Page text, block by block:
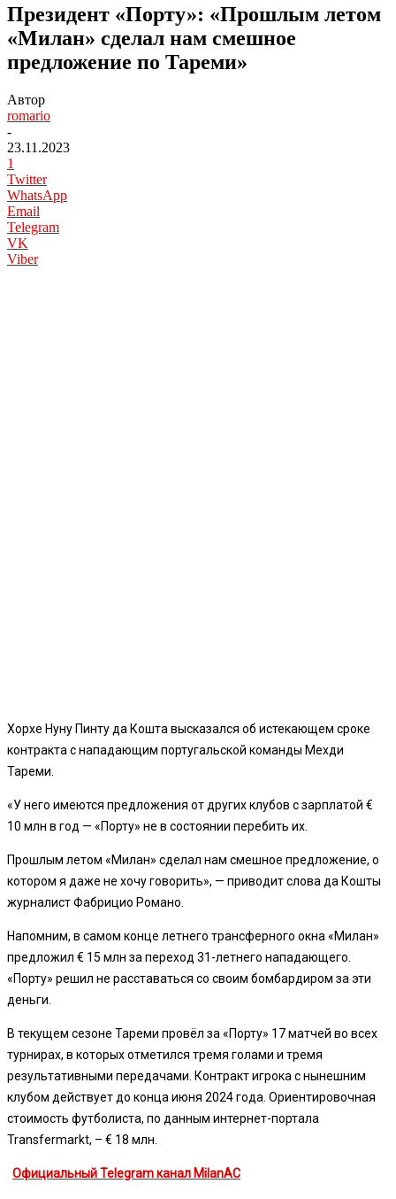
Президент «Порту»: «Прошлым летом
«Милан» сделал нам смешное
предложение по Тареми»
Автор
romario
-
23.11.2023
1
Twitter
WhatsApp
Email
Telegram
VK
Viber
Хорхе Нуну Пинту да Кошта высказался об истекающем сроке
контракта с нападающим португальской команды Мехди
Тареми.
«У него имеются предложения от других клубов с зарплатой €
10 млн в год — «Порту» не в состоянии перебить их.
Прошлым летом «Милан» сделал нам смешное предложение, о
котором я даже не хочу говорить», — приводит слова да Кошты
журналист Фабрицио Романо.
Напомним, в самом конце летнего трансферного окна «Милан»
предложил € 15 млн за переход 31-летнего нападающего.
«Порту» решил не расставаться со своим бомбардиром за эти
деньги.
В текущем сезоне Тареми провёл за «Порту» 17 матчей во всех
турнирах, в которых отметился тремя голами и тремя
результативными передачами. Контракт игрока с нынешним
клубом действует до конца июня 2024 года. Ориентировочная
стоимость футболиста, по данным интернет-портала
Transfermarkt, – € 18 млн.
Официальный Telegram канал MilanAC